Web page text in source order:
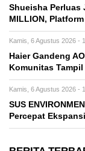
Shueisha Perluas
MILLION,
Kamis, 6 Agustus 2026 -
Haier Gandeng
Komunitas
Kamis, 6 Agustus 2026 -
SUS
Percepat